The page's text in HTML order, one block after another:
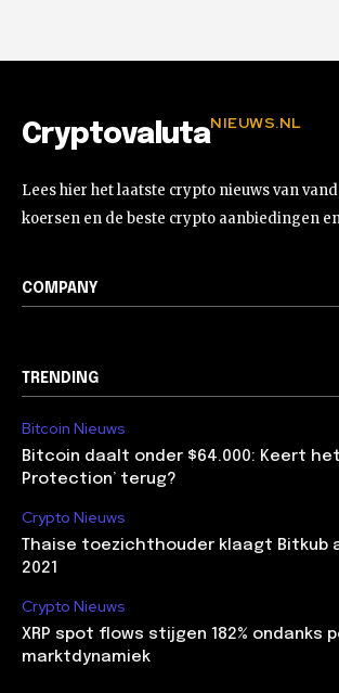
CryptovalutaNIEUWS.NL
Lees hier het laatste crypto nieuws van
koersen en de beste crypto aanbiedingen
COMPANY
TRENDING
Bitcoin Nieuws
Bitcoin daalt onder $64.000: Keert het
Protection’ terug?
Crypto Nieuws
Thaise toezichthouder klaagt Bitkub
2021
Crypto Nieuws
XRP spot flows stijgen 182% ondanks
marktdynamiek